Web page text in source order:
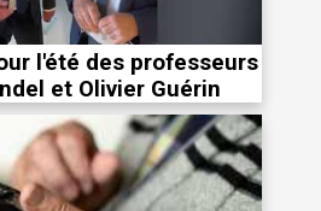
l'été des professeurs
et Olivier Guérin